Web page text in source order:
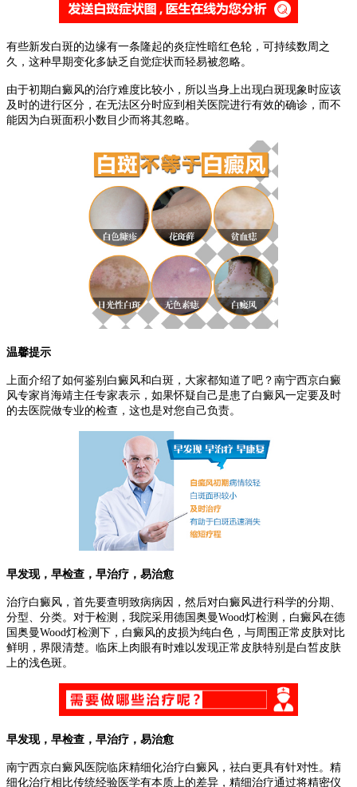
有些新发白斑的边缘有一条隆起的炎症性暗红色轮，可持续数周之
久，这种早期变化多缺乏自觉症状而轻易被忽略。
由于初期白癜风的治疗难度比较小，所以当身上出现白斑现象时应该
及时的进行区分，在无法区分时应到相关医院进行有效的确诊，而不
能因为白斑面积小数目少而将其忽略。
温馨提示
上面介绍了如何鉴别白癜风和白斑，大家都知道了吧？南宁西京白癜
风专家肖海靖主任专家表示，如果怀疑自己是患了白癜风一定要及时
的去医院做专业的检查，这也是对您自己负责。
早发现，早检查，早治疗，易治愈
治疗白癜风，首先要查明致病病因，然后对白癜风进行科学的分期、
分型、分类。对于检测，我院采用德国奥曼Wood灯检测，白癜风在德
国奥曼Wood灯检测下，白癜风的皮损为纯白色，与周围正常皮肤对比
鲜明，界限清楚。临床上肉眼有时难以发现正常皮肤特别是白皙皮肤
上的浅色斑。
早发现，早检查，早治疗，易治愈
南宁西京白癜风医院临床精细化治疗白癜风，祛白更具有针对性。精
细化治疗相比传统经验医学有本质上的差异，精细治疗通过将精密仪